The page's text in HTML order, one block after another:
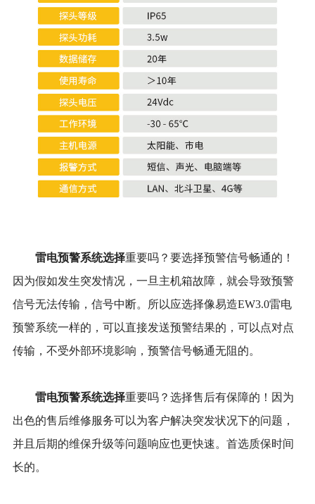
雷电预警系统选择重要吗？要选择预警信号畅通的！
因为假如发生突发情况，一旦主机箱故障，就会导致预警
信号无法传输，信号中断。所以应选择像易造EW3.0雷电
预警系统一样的，可以直接发送预警结果的，可以点对点
传输，不受外部环境影响，预警信号畅通无阻的。
雷电预警系统选择重要吗？选择售后有保障的！因为
出色的售后维修服务可以为客户解决突发状况下的问题，
并且后期的维保升级等问题响应也更快速。首选质保时间
长的。